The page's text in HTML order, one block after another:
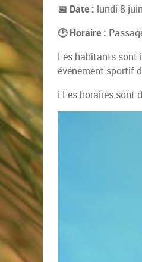
📅 Date : lundi 8 juin
🕑 Horaire :
Les habitants sont
événement sportif
ℹ️ Les horaires